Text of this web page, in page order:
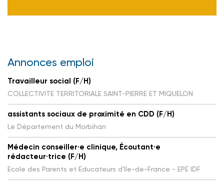
Annonces emploi
Travailleur social (F/H)
COLLECTIVITE TERRITORIALE SAINT-PIERRE ET MIQUELON
assistants sociaux de proximité en CDD (F/H)
Le Département du Morbihan
Médecin conseiller·e clinique, Écoutant·e
rédacteur·trice (F/H)
Ecole des Parents et Educateurs d'Ile-de-France - EPE IDF